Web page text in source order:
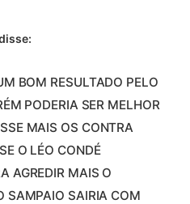
BOM RESULTADO PELO
PODERIA SER MELHOR
MAIS OS CONTRA
O LÉO CONDÉ
AGREDIR MAIS O
SAMPAIO SAIRIA COM